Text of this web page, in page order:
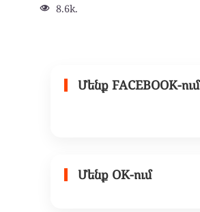
8.6k.
Մենք FACEBOOK-ում
Մենք OK-ում